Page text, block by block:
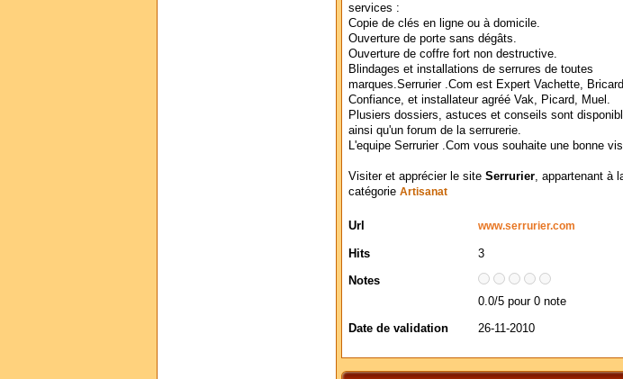
services :
Copie de clés en ligne ou à domicile.
Ouverture de porte sans dégâts.
Ouverture de coffre fort non destructive.
Blindages et installations de serrures de toutes
marques.Serrurier .Com est Expert Vachette, Bricard
Confiance, et installateur agréé Vak, Picard, Muel.
Plusiers dossiers, astuces et conseils sont
ainsi qu'un forum de la serrurerie.
L'equipe Serrurier .Com vous souhaite une bonne
Visiter et apprécier le site Serrurier, appartenant à
catégorie Artisanat
Url www.serrurier.com
Hits
3
Notes
0.0/5 pour 0 note
Date de validation
26-11-2010